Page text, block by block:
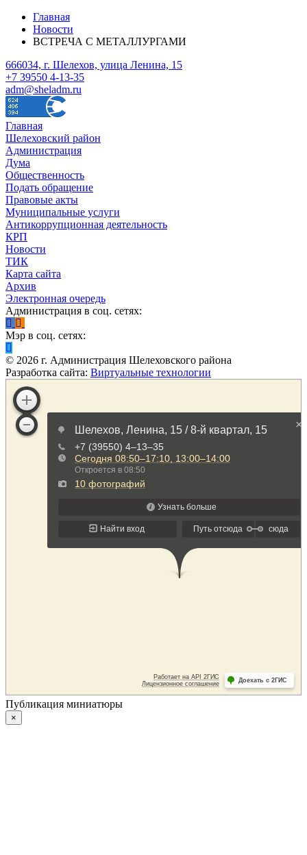
Главная
Новости
ВСТРЕЧА С МЕТАЛЛУРГАМИ
666034, г. Шелехов, улица Ленина, 15
+7 39550 4-13-35
adm@sheladm.ru
Главная
Шелеховский район
Администрация
Дума
Общественность
Подать обращение
Правовые акты
Муниципальные услуги
Антикоррупционная деятельность
КРП
Новости
ТИК
Карта сайта
Архив
Электронная очередь
Администрация в соц. сетях:
Мэр в соц. сетях:
© 2026 г. Администрация Шелеховского района
Разработка сайта: Виртуальные технологии
Публикация миниатюры
×